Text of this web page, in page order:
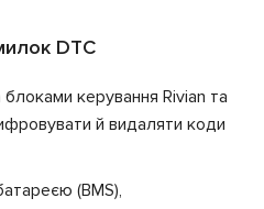
DTC
блоками керування Rivian та
й видаляти коди
(BMS),